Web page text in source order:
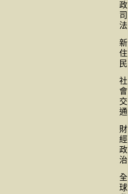
政
司
法
新
住
民
社
會
交
通
財
經
政
治
全
球